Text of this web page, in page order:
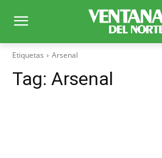
Etiquetas Arsenal
Tag: Arsenal